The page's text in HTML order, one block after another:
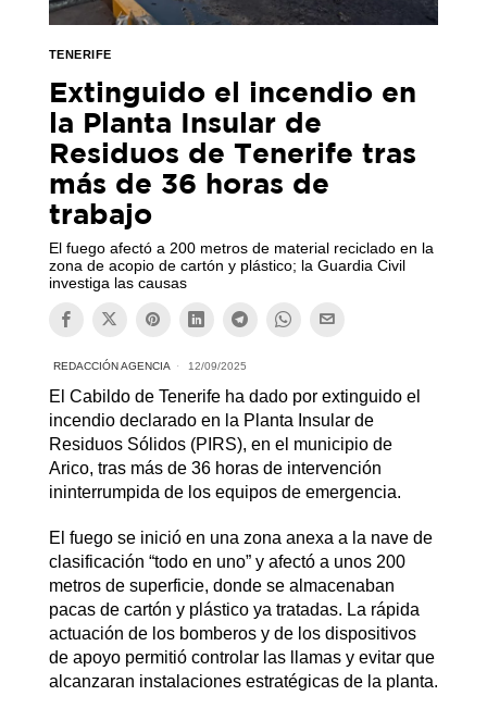
TENERIFE
Extinguido el incendio en
la Planta Insular de
Residuos de Tenerife tras
más de 36 horas de
trabajo
El fuego afectó a 200 metros de material reciclado en la
zona de acopio de cartón y plástico; la Guardia Civil
investiga las causas
REDACCIÓN AGENCIA 12/09/2025
El Cabildo de Tenerife ha dado por extinguido el
incendio declarado en la Planta Insular de
Residuos Sólidos (PIRS), en el municipio de
Arico, tras más de 36 horas de intervención
ininterrumpida de los equipos de emergencia.
El fuego se inició en una zona anexa a la nave de
clasificación “todo en uno” y afectó a unos 200
metros de superficie, donde se almacenaban
pacas de cartón y plástico ya tratadas. La rápida
actuación de los bomberos y de los dispositivos
de apoyo permitió controlar las llamas y evitar que
alcanzaran instalaciones estratégicas de la planta.